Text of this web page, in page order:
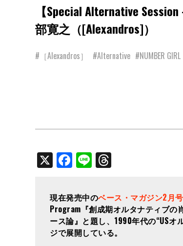
【Special Alternative
部寛之（[Alexandros]）
#［Alexandros］ #Alternative #NUMBER GIRL
X Facebook
Line
現在発売中のベース・マガジン2月号
Program『創成期オルタナティブの
ース論』と題し、1990年代の“US
ジで展開している。